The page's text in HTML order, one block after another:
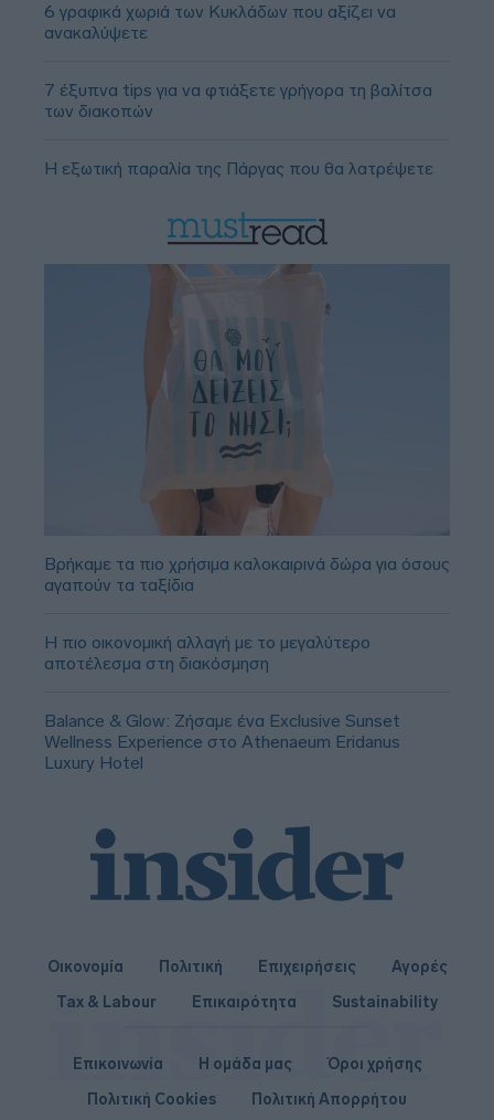
6 γραφικά χωριά των Κυκλάδων που αξίζει να
ανακαλύψετε
7 έξυπνα tips για να φτιάξετε γρήγορα τη βαλίτσα
των διακοπών
Η εξωτική παραλία της Πάργας που θα λατρέψετε
Βρήκαμε τα πιο χρήσιμα καλοκαιρινά δώρα για όσους
αγαπούν τα ταξίδια
Η πιο οικονομική αλλαγή με το μεγαλύτερο
αποτέλεσμα στη διακόσμηση
Balance & Glow: Ζήσαμε ένα Exclusive Sunset
Wellness Experience στο Athenaeum Eridanus
Luxury Hotel
Οικονομία Πολιτική Επιχειρήσεις
Αγορές
Tax & Labour
Επικαιρότητα Sustainability
Επικοινωνία Η ομάδα μας
Όροι χρήσης
Πολιτική Cookies
Πολιτική Απορρήτου